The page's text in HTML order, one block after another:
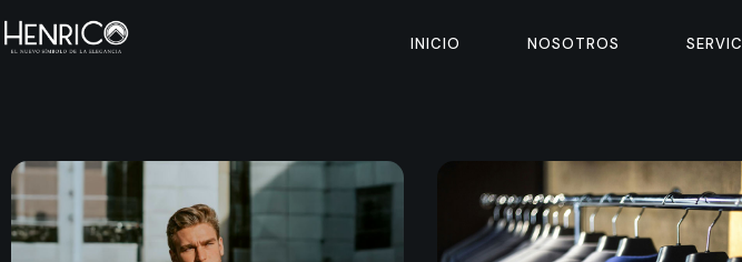
INICIO NOSOTROS